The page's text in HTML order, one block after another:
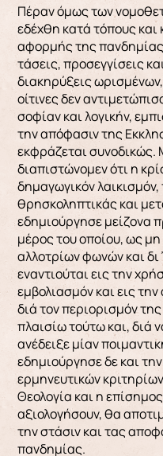
Πέραν όμως των
εδέχθη κατά τόπους και
αφορμής της
τάσεις, προσεγγίσεις
διακηρύξεις
οίτινες δεν
σοφίαν και λογικήν,
την απόφασιν της
εκφράζεται
διαπιστώνομεν ότι η
δημαγωγικόν
θρησκοληπτικάς και
εδημιούργησε μείζονα
μέρος του οποίου, ως
αλλοτρίων φωνών και
εναντιούται εις την
εμβολιασμόν και εις
διά τον περιορισμόν
πλαισίω τούτω και, διά
ανέδειξε μίαν
εδημιούργησε δε και
ερμηνευτικών
Θεολογία και η
αξιολογήσουν, θα
την στάσιν και τας
πανδημίας.